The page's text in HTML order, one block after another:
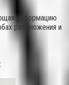
информацию
размножения и